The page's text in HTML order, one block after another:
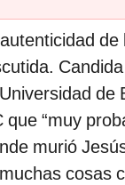
de
de
que “muy
murió
cosas